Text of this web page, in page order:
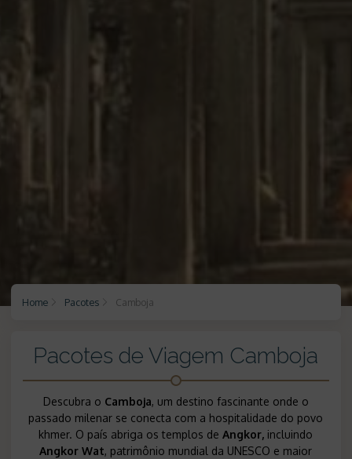
Home Pacotes Camboja
Pacotes de Viagem Camboja
Descubra o Camboja, um destino fascinante onde o
passado milenar se conecta com a hospitalidade do povo
khmer. O país abriga os templos deAngkor, incluindo
Angkor Wat, patrimônio mundial da UNESCO e maior